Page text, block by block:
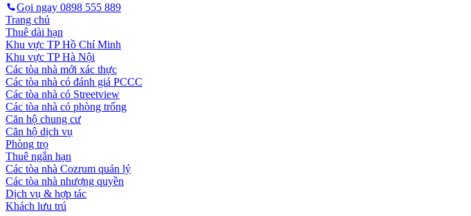
Gọi ngay 0898 555 889
Trang chủ
Thuê dài hạn
Khu vực TP Hồ Chí Minh
Khu vực TP Hà Nội
Các tòa nhà mới xác thực
Các tòa nhà có đánh giá PCCC
Các tòa nhà có Streetview
Các tòa nhà có phòng trống
Căn hộ chung cư
Căn hộ dịch vụ
Phòng trọ
Thuê ngắn hạn
Các tòa nhà Cozrum quản lý
Các tòa nhà nhượng quyền
Dịch vụ & hợp tác
Khách lưu trú